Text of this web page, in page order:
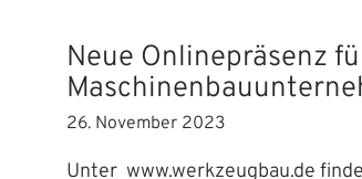
Neue Onlinepräsenz
26. November 2023
Unter www.werkzeugbau.de